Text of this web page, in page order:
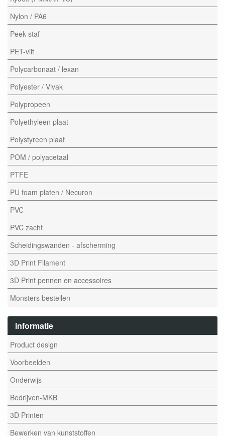
Nylon / PA6
Peek staf
PET-vilt
Polycarbonaat / lexan
Polyester / Vivak
Polypropeen
Polyethyleen plaat
Polystyreen plaat
POM / polyacetaal
PTFE
PU foam platen / Necuron
PVC
PVC zacht
Scheidingswanden - afscherming
3D Print Filament
3D Print pennen en accessoires
Monsters bestellen
informatie
Product design
Voorbeelden
Onderwijs
Bedrijven-MKB
3D Printen
Bewerken van kunststoffen